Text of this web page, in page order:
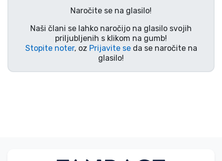
Naročite se na glasilo!
Naši člani se lahko naročijo na glasilo svojih
priljubljenih s klikom na gumb!
Stopite noter, oz Prijavite seda se naročite na
glasilo!
Risani izdelki
Anime izdelki